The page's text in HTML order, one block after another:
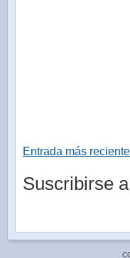
Entrada más reciente
Suscribirse